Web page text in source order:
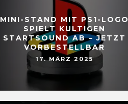
MINI-STAND MIT PS1-LOGO
SPIELT KULTIGEN
STARTSOUND AB – JETZT
VORBESTELLBAR
17. MÄRZ 2025